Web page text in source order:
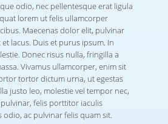
odio, nec pellentesque erat ligula
lorem ut felis ullamcorper
Maecenas dolor elit, pulvinar
lacus. Duis et purus ipsum. In
Donec risus nulla, fringilla a
Vivamus ullamcorper, enim sit
tortor dictum urna, ut egestas
justo leo, molestie vel tempor nec,
felis porttitor iaculis
ac pulvinar felis quam sit.